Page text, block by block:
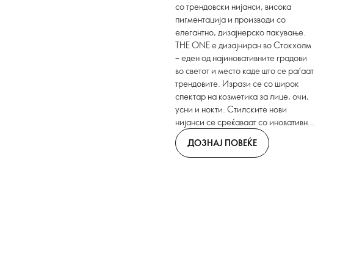
со трендовски нијанси, висока
пигментација и производи со
елегантно, дизајнерско пакување.
THE ONE е дизајниран во Стокхолм
– еден од најиновативните градови
во светот и место каде што се раѓаат
трендовите. Изрази се со широк
спектар на козметика за лице, очи,
усни и нокти. Стилските нови
нијанси се среќаваат со иновативни
формати. Подготви се. Покажи се.
Блесни.
ДОЗНАЈ ПОВЕЌЕ